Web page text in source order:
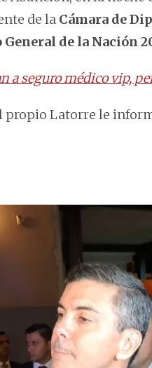
de la Cámara de
General de la Nación
a seguro médico vip,
propio Latorre le